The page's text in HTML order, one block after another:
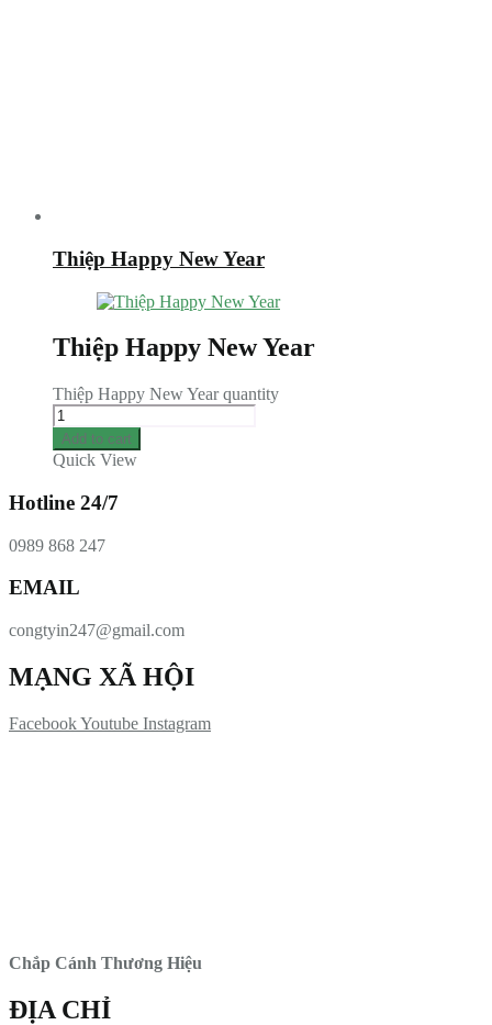
Thiệp Happy New Year
Thiệp Happy New Year
Thiệp Happy New Year quantity
Add to cart
Quick View
Hotline 24/7
0989 868 247
EMAIL
congtyin247@gmail.com
MẠNG XÃ HỘI
FacebookYoutube Instagram
Chắp Cánh Thương Hiệu
ĐỊA CHỈ